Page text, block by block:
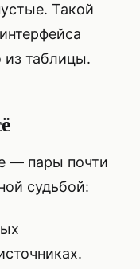
Такой
из таблицы.
— пары почти
судьбой: